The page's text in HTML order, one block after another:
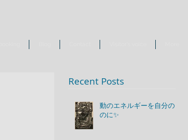
Recent Posts
動のエネルギーを自分のも
のに✨